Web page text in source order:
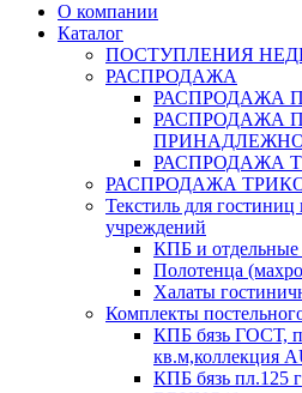
О компании
Каталог
ПОСТУПЛЕНИЯ
РАСПРОДАЖА
РАСПРОДАЖА
РАСПРОДАЖА
РАСПРОДАЖА
РАСПРОДАЖА
Текстиль для
учреждений
КПБ и отдельные
Полотенца
Халаты
Комплекты
КПБ бязь ГОСТ,
кв.м,коллекция
КПБ бязь пл.125